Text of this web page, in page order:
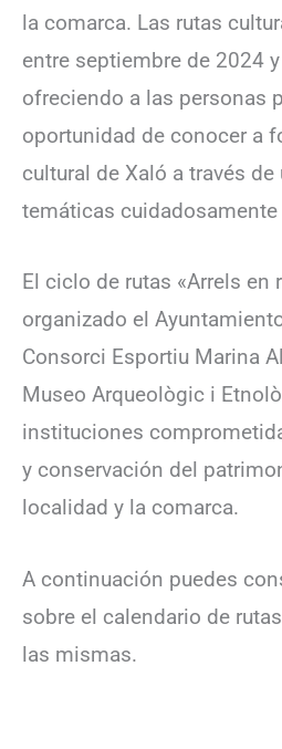
la comarca. Las rutas
entre septiembre de 2024
ofreciendo a las personas
oportunidad de conocer a
cultural de Xaló a través
temáticas
El ciclo de rutas «Arrels en
organizado el
Consorci Esportiu Marina
Museo Arqueològic i
instituciones
y conservación del
localidad y la comarca.
A continuación puedes
sobre el calendario de
las mismas.